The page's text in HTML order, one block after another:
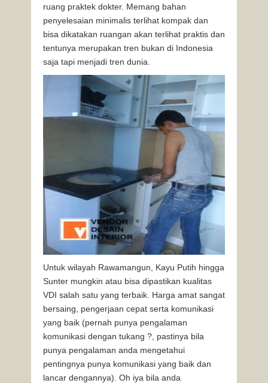
ruang praktek dokter. Memang bahan
penyelesaian minimalis terlihat kompak dan
bisa dikatakan ruangan akan terlihat praktis dan
tentunya merupakan tren bukan di Indonesia
saja tapi menjadi tren dunia.
Untuk wilayah Rawamangun, Kayu Putih hingga
Sunter mungkin atau bisa dipastikan kualitas
VDI salah satu yang terbaik. Harga amat sangat
bersaing, pengerjaan cepat serta komunikasi
yang baik (pernah punya pengalaman
komunikasi dengan tukang ?, pastinya bila
punya pengalaman anda mengetahui
pentingnya punya komunikasi yang baik dan
lancar dengannya). Oh iya bila anda